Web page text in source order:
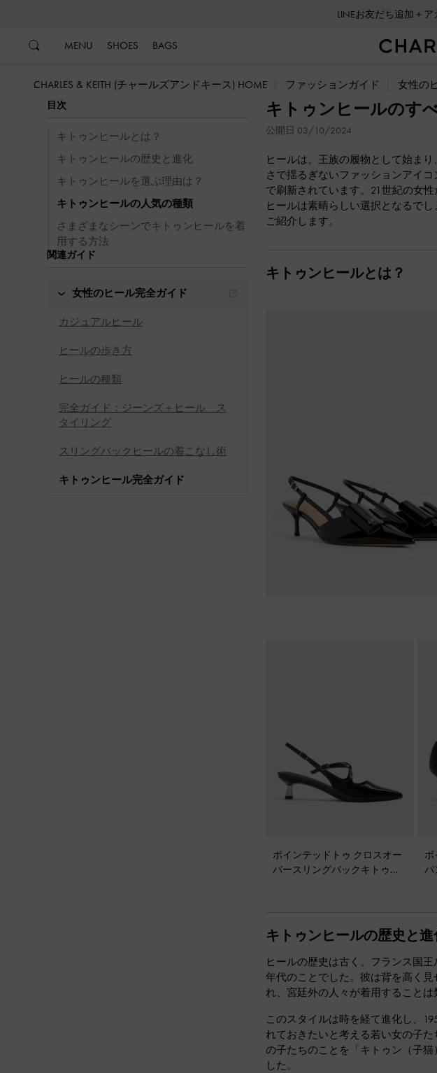
LINEお友だち追加＋
会員登録＋ニュースレ
MENU SHOES BAGS
CHARLES & KEITH (チャールズアンドキース) HOME ファッションガイド 女性の
目次
キトゥンヒールとは？
キトゥンヒールの歴史と進化
キトゥンヒールを選ぶ理由は？
キトゥンヒールの人気の種類
さまざまなシーンでキトゥンヒールを着
用する方法
関連ガイド
女性のヒール完全ガイド
カジュアルヒール
ヒールの歩き方
ヒールの種類
完全ガイド：ジーンズ＋ヒール ス
タイリング
スリングバックヒールの着こなし術
キトゥンヒール完全ガイド
キトゥンヒールのす
公開日 03/10/2024
ヒールは、王族の履物として始ま
さで揺るぎないファッションアイ
で刷新されています。21世紀の女
ヒールは素晴らしい選択となるで
ご紹介します。
キトゥンヒールとは？
ポインテッドトゥ クロスオー
バースリングバックキトゥン
ポ
パ
キトゥンヒールの歴史と進
ヒールの歴史は古く、フランス国
年代のことでした。彼は背を高く
れ、宮廷外の人々が着用することは
このスタイルは時を経て進化し、
れておきたいと考える若い女の子
の子たちのことを「キトゥン（子
した。